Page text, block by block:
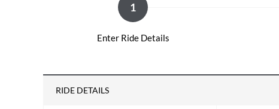
1
Enter Ride Details
RIDE DETAILS